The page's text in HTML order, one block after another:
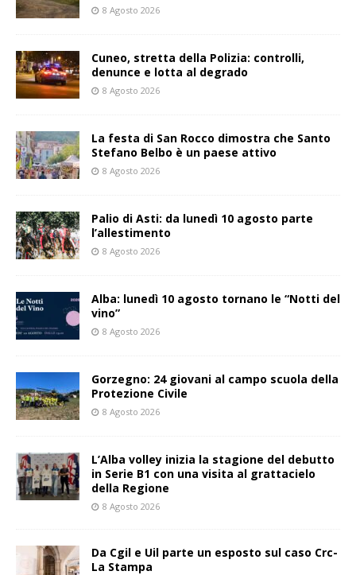
8 Agosto 2026
Cuneo, stretta della Polizia: controlli,
denunce e lotta al degrado
8 Agosto 2026
La festa di San Rocco dimostra che Santo
Stefano Belbo è un paese attivo
8 Agosto 2026
Palio di Asti: da lunedì 10 agosto parte
l’allestimento
8 Agosto 2026
Alba: lunedì 10 agosto tornano le “Notti del
vino”
8 Agosto 2026
Gorzegno: 24 giovani al campo scuola della
Protezione Civile
8 Agosto 2026
L’Alba volley inizia la stagione del debutto
in Serie B1 con una visita al grattacielo
della Regione
8 Agosto 2026
Da Cgil e Uil parte un esposto sul caso Crc-
La Stampa